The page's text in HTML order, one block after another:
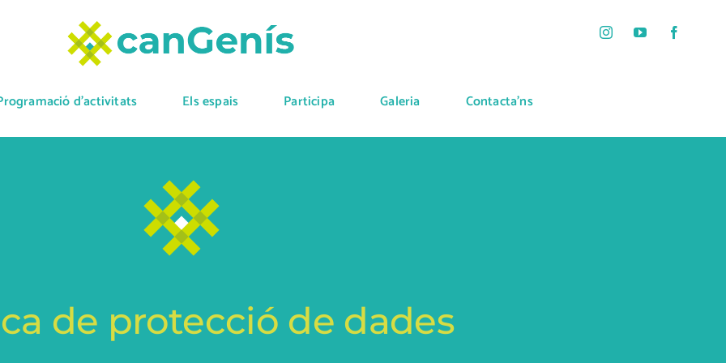
d’activitats Els espais Participa Galeria Contacta’ns
de protecció de dades